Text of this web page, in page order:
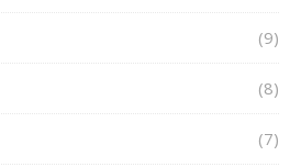
(9)
(8)
(7)